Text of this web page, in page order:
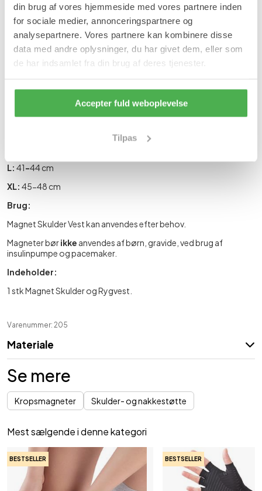
din brug af vores hjemmeside med vores partnere inden
for sociale medier, annonceringspartnere og
analysepartnere. Vores partnere kan kombinere disse
data med andre oplysninger, du har givet dem, eller som
de har indsamlet fra din brug af deres tjenester.
Accepter fuld weboplevelse
Tilpas
Magnet Skulder & Ryg Vest afgiver FIR stråler og negative ioner,
der øger blodgennemstrømningen i skuldrene, iltningen øges og
affaldsstoffer fjernes med større hastighed. Magneterne er
placeret på begge sider af skuldrene samt rygpartiet.
Lindrer ømme skuldre og øvre del af ryggen.
Varmer og reducerer spændinger.
Fjerner affaldsstoffer i skuldrene.
L: 41-44 cm
XL: 45-48 cm
Brug:
Magnet Skulder Vest kan anvendes efter behov.
Magneter børikke anvendes af børn, gravide, ved brug af
insulinpumpe og pacemaker.
Indeholder:
1 stk Magnet Skulder og Rygvest.
Varenummer: 205
Materiale
Se mere
Kropsmagneter Skulder- og nakkestøtte
Mest sælgende i denne kategori
BESTSELLER BESTSELLER